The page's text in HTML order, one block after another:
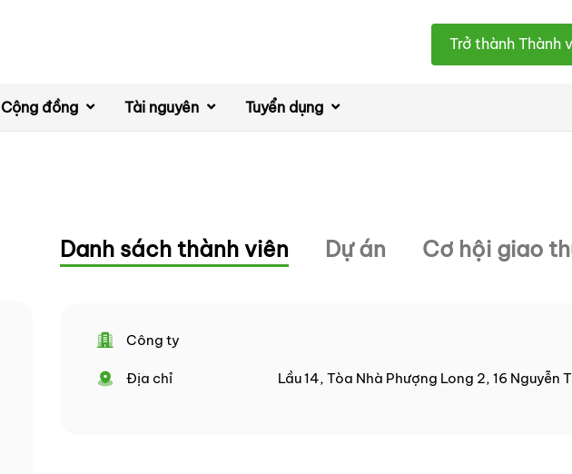
Trở thành Thành
Cộng đồng Tài nguyên Tuyển dụng
Danh sách thành viên Dự án Cơ hội giao
Công ty
Địa chỉ Lầu 14, Tòa Nhà Phượng Long 2, 16 Nguyễn